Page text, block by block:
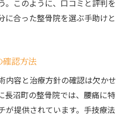
。このように、口コミと評判を
に合った整骨院を選ぶ手助けと
確認方法
内容と治療方針の確認は欠かせ
長沼町の整骨院では、腰痛に特
が提供されています。手技療法